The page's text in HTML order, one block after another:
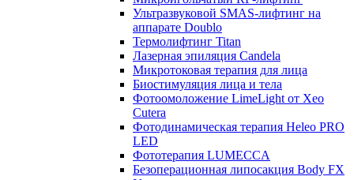
Ультразвуковой SMAS-лифтинг на
аппарате Doublo
Термолифтинг Titan
Лазерная эпиляция Сandela
Микротоковая терапия для лица
Биостимуляция лица и тела
Фотоомоложение LimeLight от Xeo
Cutera
Фотодинамическая терапия Heleo PRO
LED
Фототерапия LUMECCA
Безоперационная липосакция Body FX